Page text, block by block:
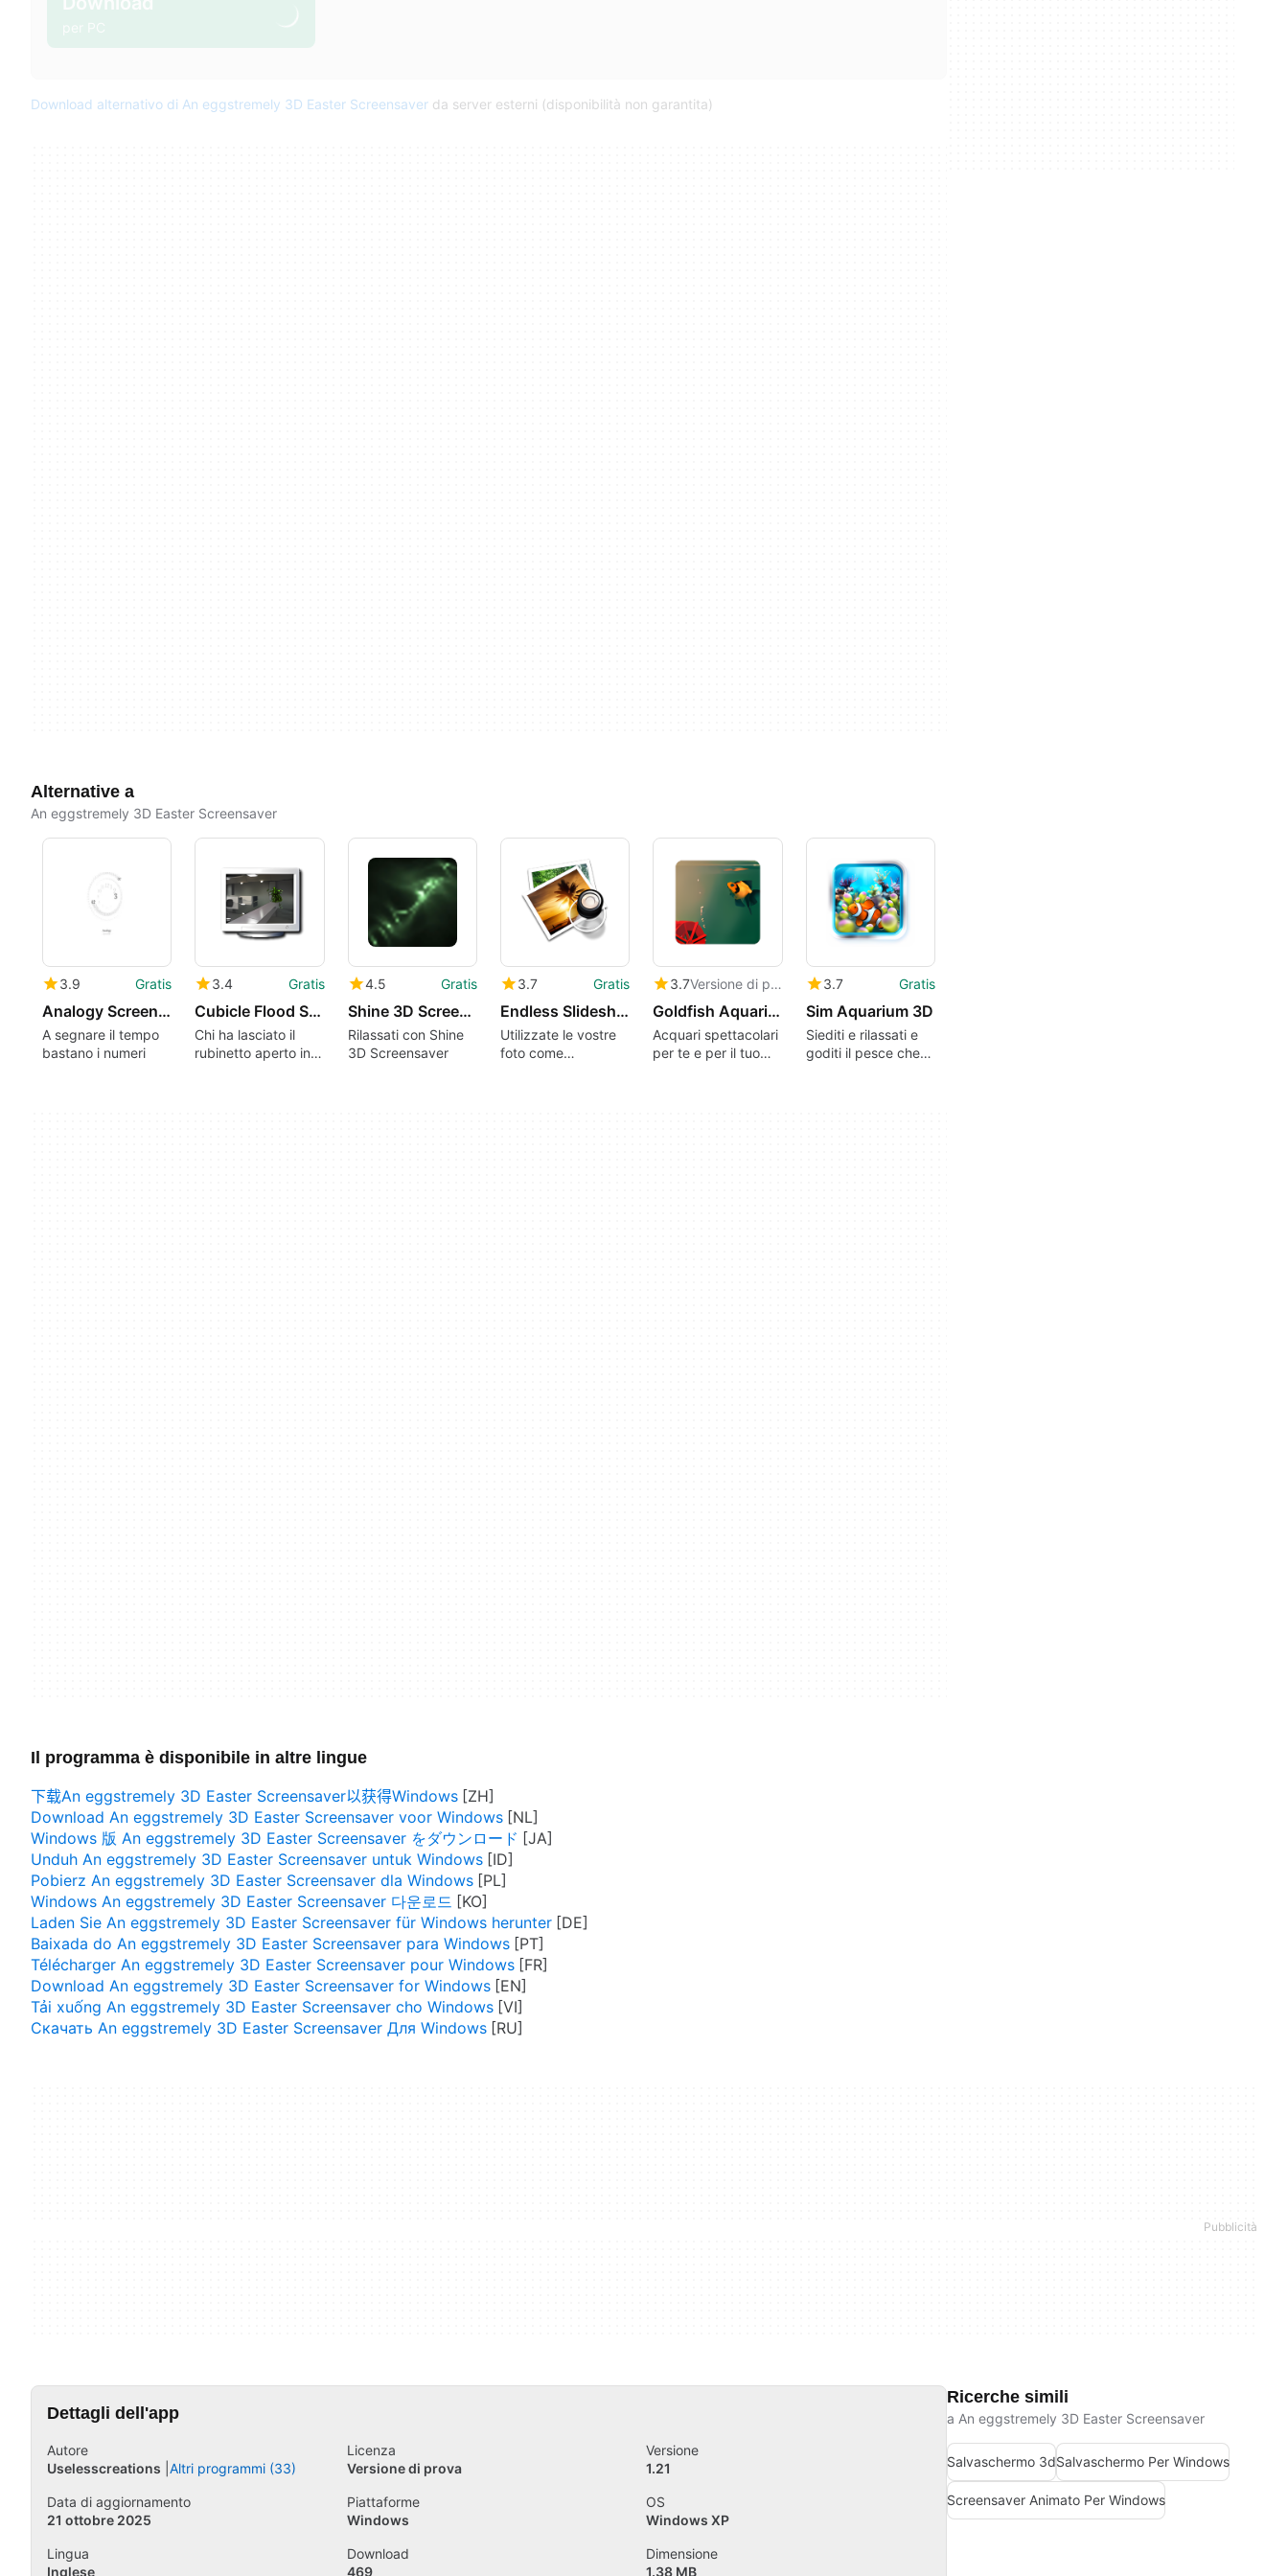
per PC
Download alternativo di An eggstremely 3D Easter Screensaver da server esterni (disponibilità non garantita)
Alternative a
An eggstremely 3D Easter Screensaver
3.9 Gratis
Analogy Screensaver
A segnare il tempo
bastano i numeri
3.4 Gratis
Cubicle Flood Screensaver
Chi ha lasciato il
rubinetto aperto in
4.5 Gratis
Shine 3D Screensaver
Rilassati con Shine
3D Screensaver
3.7 Gratis
Endless Slideshow Screensaver
Utilizzate le vostre
foto come
3.7 Versione di prova
Goldfish Aquarium
Acquari spettacolari
per te e per il tuo
3.7 Gratis
Sim Aquarium 3D
Siediti e rilassati e
goditi il pesce che
Il programma è disponibile in altre lingue
下载An eggstremely 3D Easter Screensaver以获得Windows
Download An eggstremely 3D Easter Screensaver voor Windows
Windows 版 An eggstremely 3D Easter Screensaver をダウンロード
Unduh An eggstremely 3D Easter Screensaver untuk Windows
Pobierz An eggstremely 3D Easter Screensaver dla Windows
Windows An eggstremely 3D Easter Screensaver 다운로드
Laden Sie An eggstremely 3D Easter Screensaver für Windows herunter
Baixada do An eggstremely 3D Easter Screensaver para Windows
Télécharger An eggstremely 3D Easter Screensaver pour Windows
Download An eggstremely 3D Easter Screensaver for Windows
Tải xuống An eggstremely 3D Easter Screensaver cho Windows
Скачать An eggstremely 3D Easter Screensaver Для Windows
Dettagli dell'app
Autore
Uselesscreations Altri programmi (33)
Licenza
Versione di prova
Versione
1.21
Data di aggiornamento
21 ottobre 2025
Piattaforme
Windows
OS
Windows XP
Lingua
Inglese
Download
469
Dimensione
1.38 MB
Ricerche simili
a An eggstremely 3D Easter Screensaver
Salvaschermo 3dSalvaschermo Per Windows
Screensaver Animato Per Windows